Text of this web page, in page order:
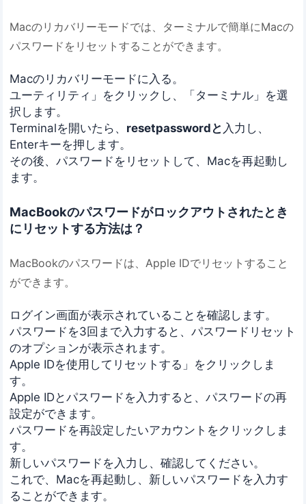
Macのリカバリーモードでは、ターミナルで簡単にMacの
パスワードをリセットすることができます。
Macのリカバリーモードに入る。
ユーティリティ」をクリックし、「ターミナル」を選
択します。
Terminalを開いたら、 resetpasswordと 入力し、
Enterキーを押します。
その後、パスワードをリセットして、Macを再起動し
ます。
MacBookのパスワードがロックアウトされたとき
にリセットする方法は？
MacBookのパスワードは、Apple IDでリセットすること
ができます。
ログイン画面が表示されていることを確認します。
パスワードを3回まで入力すると、パスワードリセット
のオプションが表示されます。
Apple IDを使用してリセットする」をクリックしま
す。
Apple IDとパスワードを入力すると、パスワードの再
設定ができます。
パスワードを再設定したいアカウントをクリックしま
す。
新しいパスワードを入力し、確認してください。
これで、Macを再起動し、新しいパスワードを入力す
ることができます。